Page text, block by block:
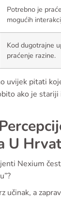
Potrebno je
mogućih
Kod dugotrajne
praćenje razine.
uvijek pitati
ako je
U
Nexium
učinak, a